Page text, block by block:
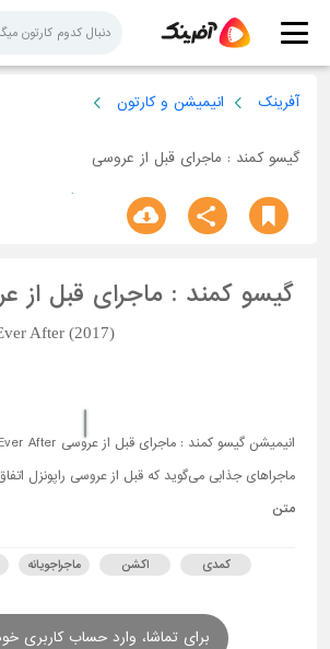
آفرینک انیمیشن و کارتون
گیسو کمند : ماجرای قبل از عروسی
گیسو کمند : ماجرای قبل از
After (2017)
ماجراهای جذابی می‌گوید که قبل از عروسی راپونزل
متن
کمدی اکشن ماجراجویانه
برای تماشا، وارد حساب کاربری